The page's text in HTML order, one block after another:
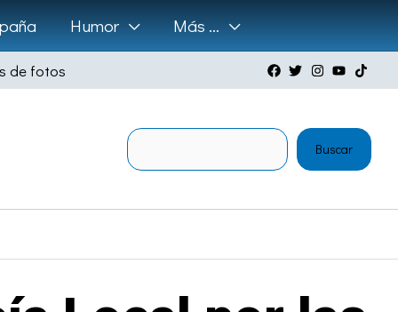
Humor Más …
de fotos
Buscar